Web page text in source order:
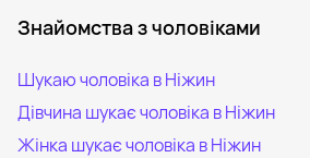
Знайомства з чоловіками
Шукаю чоловіка в Ніжин
Дівчина шукає чоловіка в Ніжин
Жінка шукає чоловіка в Ніжин